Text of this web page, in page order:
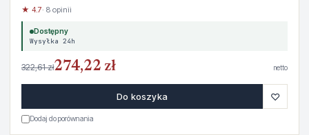
★ 4.7· 8 opinii
Dostępny
Wysyłka 24h
322,61 zł274,22 zł netto
Do koszyka ♡
Dodaj do porównania